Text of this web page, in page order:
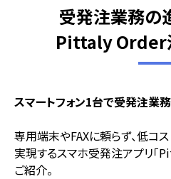
受発注業務の
Pittaly Order
スマートフォン1台で受発注業務
専用端末やFAXに頼らず、低コ
実現するスマホ受発注アプリ
ご紹介。